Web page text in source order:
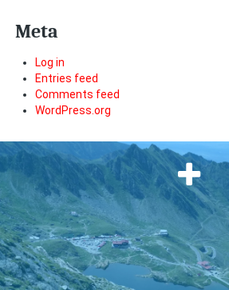
Meta
Log in
Entries feed
Comments feed
WordPress.org